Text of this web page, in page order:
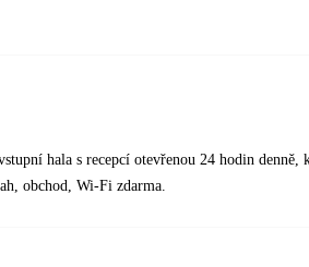
hala s recepcí otevřenou 24 hodin
obchod, Wi-Fi zdarma.